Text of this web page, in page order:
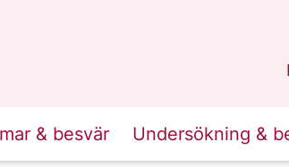
& besvär Undersökning &